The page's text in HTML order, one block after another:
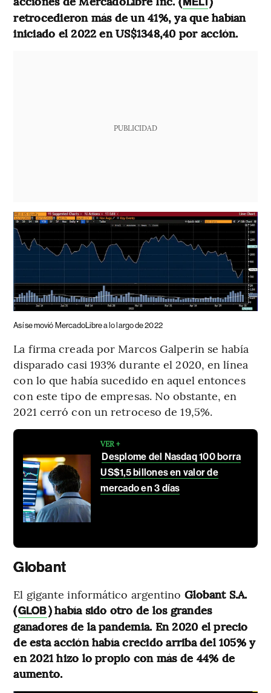
retrocedieron más de un 41%, ya que habían
iniciado el 2022 en US$1348,40 por acción.
PUBLICIDAD
Así se movió MercadoLibre a lo largo de 2022
La firma creada por Marcos Galperin se había
disparado casi 193% durante el 2020, en línea
con lo que había sucedido en aquel entonces
con este tipo de empresas. No obstante, en
2021 cerró con un retroceso de 19,5%.
VER +
Desplome del Nasdaq 100 borra
US$1,5 billones en valor de
mercado en 3 días
Globant
El gigante informático argentino Globant S.A.
(GLOB) había sido otro de los grandes
ganadores de la pandemia. En 2020 el precio
de esta acción había crecido arriba del 105% y
en 2021 hizo lo propio con más de 44% de
aumento.